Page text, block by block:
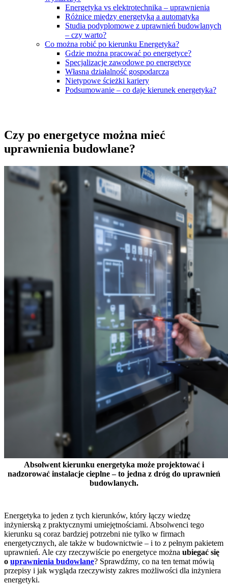
Energetyka vs elektrotechnika – uprawnienia
Różnice między energetyką a automatyką
Studia podyplomowe z uprawnień budowlanych
– czy warto?
Co można robić po kierunku Energetyka?
Gdzie można pracować po energetyce?
Specjalizacje zawodowe po energetyce
Własna działalność gospodarcza
Nietypowe ścieżki kariery
Podsumowanie – co daje kierunek energetyka?
Czy po energetyce można mieć
uprawnienia budowlane?
Absolwent kierunku energetyka może projektować i
nadzorować instalacje cieplne – to jedna z dróg do uprawnień
budowlanych.
Energetyka to jeden z tych kierunków, który łączy wiedzę
inżynierską z praktycznymi umiejętnościami. Absolwenci tego
kierunku są coraz bardziej potrzebni nie tylko w firmach
energetycznych, ale także w budownictwie – i to z pełnym pakietem
uprawnień. Ale czy rzeczywiście po energetyce można ubiegać się
o uprawnienia budowlane? Sprawdźmy, co na ten temat mówią
przepisy i jak wygląda rzeczywisty zakres możliwości dla inżyniera
energetyki.